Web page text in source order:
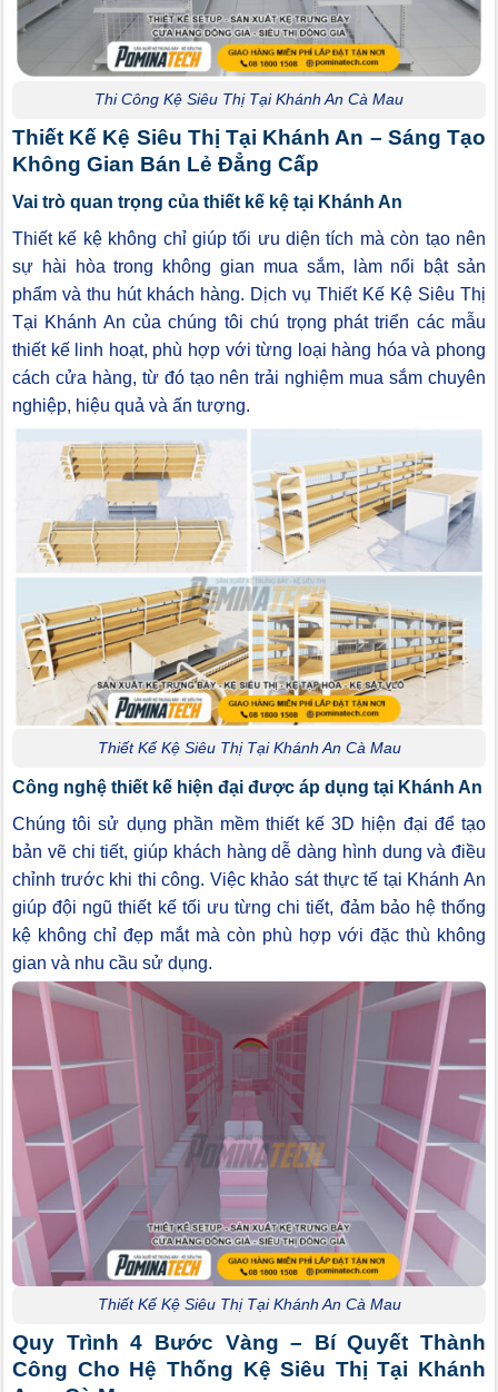
Thi Công Kệ Siêu Thị Tại Khánh An Cà Mau
Thiết Kế Kệ Siêu Thị Tại Khánh An – Sáng Tạo
Không Gian Bán Lẻ Đẳng Cấp
Vai trò quan trọng của thiết kế kệ tại Khánh An
Thiết kế kệ không chỉ giúp tối ưu diện tích mà còn tạo nên
sự hài hòa trong không gian mua sắm, làm nổi bật sản
phẩm và thu hút khách hàng. Dịch vụ Thiết Kế Kệ Siêu Thị
Tại Khánh An của chúng tôi chú trọng phát triển các mẫu
thiết kế linh hoạt, phù hợp với từng loại hàng hóa và phong
cách cửa hàng, từ đó tạo nên trải nghiệm mua sắm chuyên
nghiệp, hiệu quả và ấn tượng.
Thiết Kế Kệ Siêu Thị Tại Khánh An Cà Mau
Công nghệ thiết kế hiện đại được áp dụng tại Khánh An
Chúng tôi sử dụng phần mềm thiết kế 3D hiện đại để tạo
bản vẽ chi tiết, giúp khách hàng dễ dàng hình dung và điều
chỉnh trước khi thi công. Việc khảo sát thực tế tại Khánh An
giúp đội ngũ thiết kế tối ưu từng chi tiết, đảm bảo hệ thống
kệ không chỉ đẹp mắt mà còn phù hợp với đặc thù không
gian và nhu cầu sử dụng.
Thiết Kế Kệ Siêu Thị Tại Khánh An Cà Mau
Quy Trình 4 Bước Vàng – Bí Quyết Thành
Công Cho Hệ Thống Kệ Siêu Thị Tại Khánh